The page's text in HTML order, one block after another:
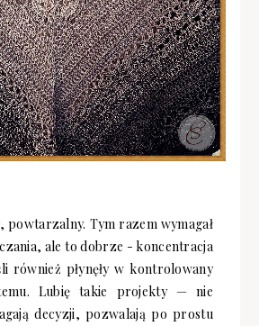
powtarzalny. Tym razem wymagał
ale to dobrze - koncentracja
również płynęły w kontrolowany
Lubię takie projekty — nie
decyzji, pozwalają po prostu